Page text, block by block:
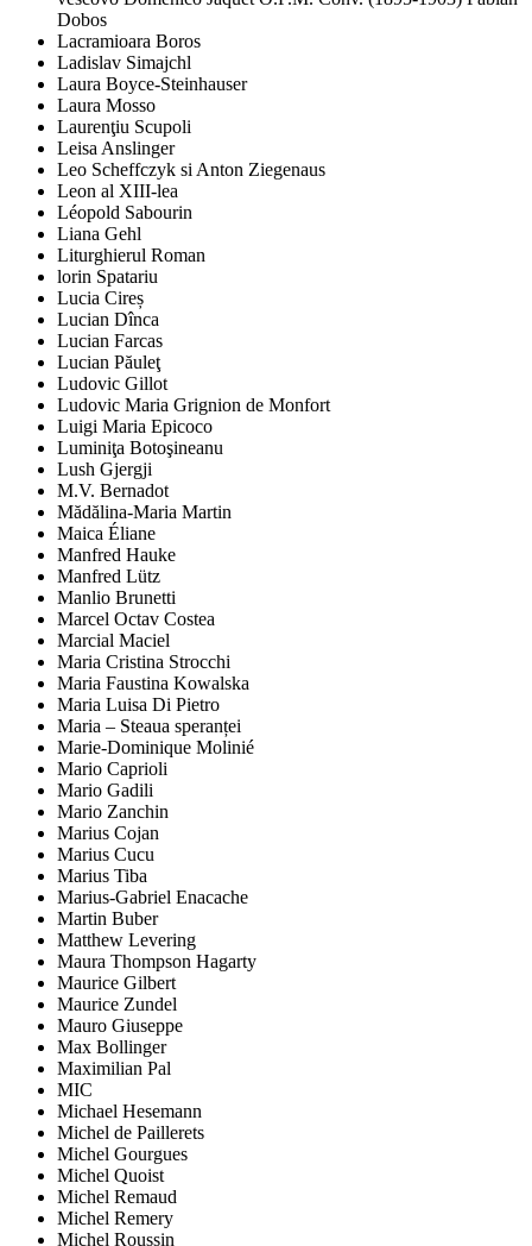
Dobos
Lacramioara Boros
Ladislav Simajchl
Laura Boyce-Steinhauser
Laura Mosso
Laurenţiu Scupoli
Leisa Anslinger
Leo Scheffczyk si Anton Ziegenaus
Leon al XIII-lea
Léopold Sabourin
Liana Gehl
Liturghierul Roman
lorin Spatariu
Lucia Cireș
Lucian Dînca
Lucian Farcas
Lucian Păuleţ
Ludovic Gillot
Ludovic Maria Grignion de Monfort
Luigi Maria Epicoco
Luminiţa Botoşineanu
Lush Gjergji
M.V. Bernadot
Mădălina-Maria Martin
Maica Éliane
Manfred Hauke
Manfred Lütz
Manlio Brunetti
Marcel Octav Costea
Marcial Maciel
Maria Cristina Strocchi
Maria Faustina Kowalska
Maria Luisa Di Pietro
Maria – Steaua speranței
Marie-Dominique Molinié
Mario Caprioli
Mario Gadili
Mario Zanchin
Marius Cojan
Marius Cucu
Marius Tiba
Marius-Gabriel Enacache
Martin Buber
Matthew Levering
Maura Thompson Hagarty
Maurice Gilbert
Maurice Zundel
Mauro Giuseppe
Max Bollinger
Maximilian Pal
MIC
Michael Hesemann
Michel de Paillerets
Michel Gourgues
Michel Quoist
Michel Remaud
Michel Remery
Michel Roussin